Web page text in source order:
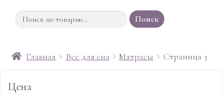
Поиск
Главная Все для сна Матрасы Страница 3
Цена